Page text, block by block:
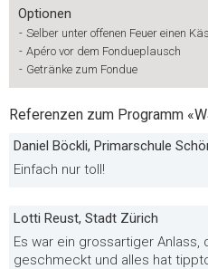
Optionen
- Selber unter offenen Feuer einen
- Apéro vor dem Fondueplausch
- Getränke zum Fondue
Referenzen zum Programm
Daniel Böckli, Primarschule
Einfach nur toll!
Lotti Reust, Stadt Zürich
Es war ein grossartiger Anlass,
geschmeckt und alles hat